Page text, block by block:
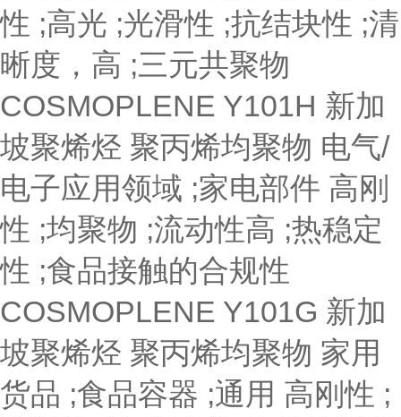
性 ;高光 ;光滑性 ;抗结块性 ;清
晰度，高 ;三元共聚物
COSMOPLENE Y101H 新加
坡聚烯烃 聚丙烯均聚物 电气/
电子应用领域 ;家电部件 高刚
性 ;均聚物 ;流动性高 ;热稳定
性 ;食品接触的合规性
COSMOPLENE Y101G 新加
坡聚烯烃 聚丙烯均聚物 家用
货品 ;食品容器 ;通用 高刚性 ;